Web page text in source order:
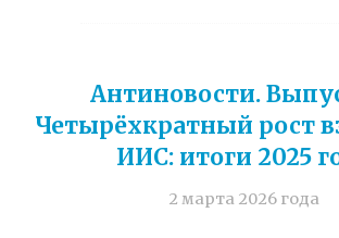
Антиновости.
Четырёхкратный рост
ИИС: итоги 2025
2 марта 2026 года